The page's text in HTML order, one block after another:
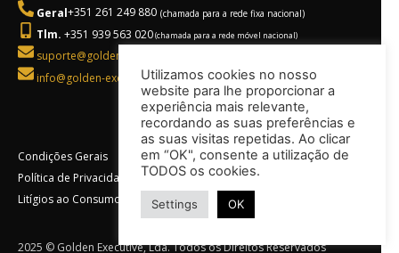
Geral+351 261 249 880 (chamada para a rede fixa nacional)
Tlm. +351 939 563 020(chamada para a rede móvel nacional)
suporte@golden-executive.pt
info@golden-executive.pt
Condições Gerais
Política de Privacidade
Litígios ao Consumo
2025 © Golden Executive, Lda. Todos os Direitos Reservados
Utilizamos cookies no nosso
website para lhe proporcionar a
experiência mais relevante,
recordando as suas preferências e
as suas visitas repetidas. Ao clicar
em “OK", consente a utilização de
TODOS os cookies.
Settings OK